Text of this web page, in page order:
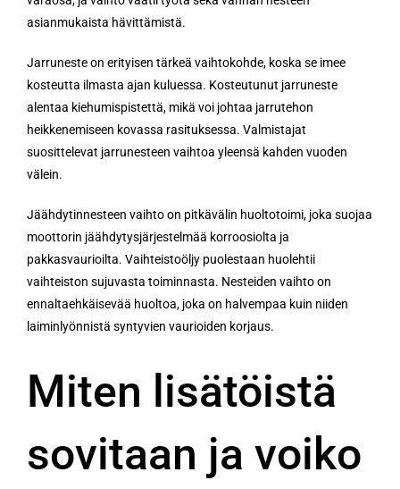
asianmukaista hävittämistä.
Jarruneste on erityisen tärkeä vaihtokohde, koska se imee
kosteutta ilmasta ajan kuluessa. Kosteutunut jarruneste
alentaa kiehumispistettä, mikä voi johtaa jarrutehon
heikkenemiseen kovassa rasituksessa. Valmistajat
suosittelevat jarrunesteen vaihtoa yleensä kahden vuoden
välein.
Jäähdytinnesteen vaihto on pitkävälin huoltotoimi, joka suojaa
moottorin jäähdytysjärjestelmää korroosiolta ja
pakkasvaurioilta. Vaihteistoöljy puolestaan huolehtii
vaihteiston sujuvasta toiminnasta. Nesteiden vaihto on
ennaltaehkäisevää huoltoa, joka on halvempaa kuin niiden
laiminlyönnistä syntyvien vaurioiden korjaus.
Miten lisätöistä
sovitaan ja voiko